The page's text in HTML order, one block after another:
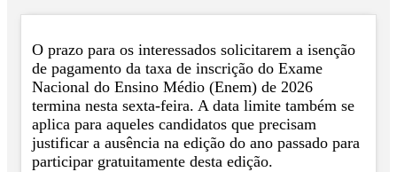
O prazo para os interessados solicitarem a isenção
de pagamento da taxa de inscrição do Exame
Nacional do Ensino Médio (Enem) de 2026
termina nesta sexta-feira. A data limite também se
aplica para aqueles candidatos que precisam
justificar a ausência na edição do ano passado para
participar gratuitamente desta edição.